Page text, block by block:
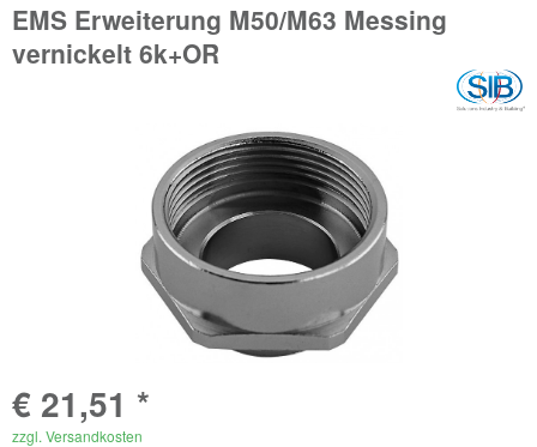
EMS Erweiterung M50/M63 Messing
vernickelt 6k+OR
€ 21,51 *
zzgl. Versandkosten